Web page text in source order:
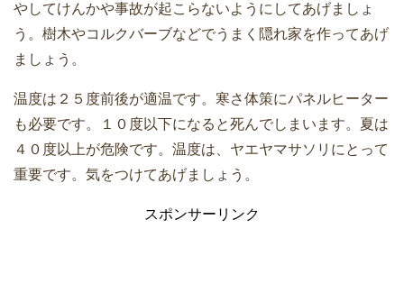
やしてけんかや事故が起こらないようにしてあげましょ
う。樹木やコルクバーブなどでうまく隠れ家を作ってあげ
ましょう。
温度は２５度前後が適温です。寒さ体策にパネルヒーター
も必要です。１０度以下になると死んでしまいます。夏は
４０度以上が危険です。温度は、ヤエヤマサソリにとって
重要です。気をつけてあげましょう。
スポンサーリンク